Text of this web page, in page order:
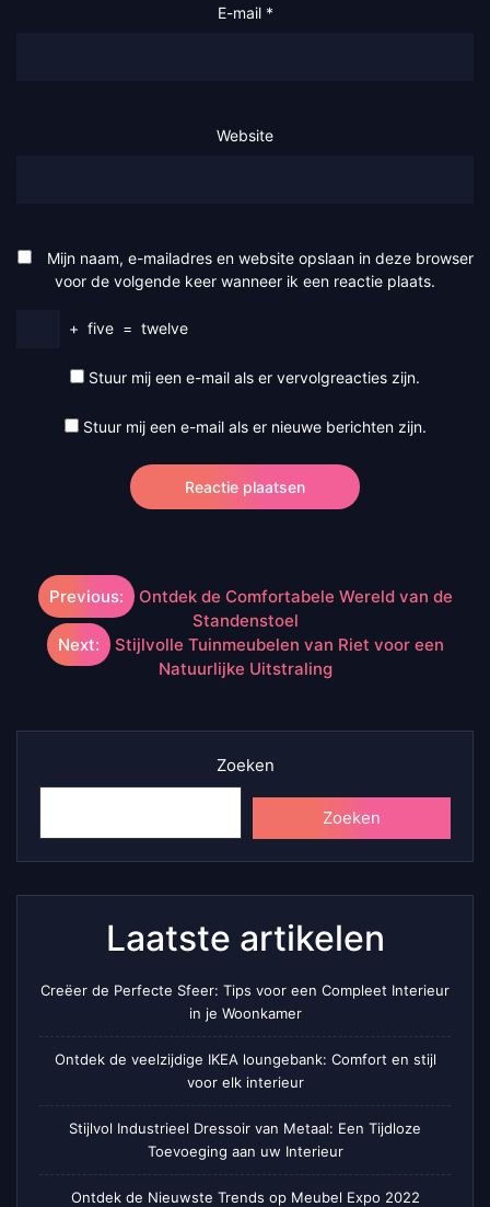
E-mail *
Website
Mijn naam, e-mailadres en website opslaan in deze browser
voor de volgende keer wanneer ik een reactie plaats.
+ five = twelve
Stuur mij een e-mail als er vervolgreacties zijn.
Stuur mij een e-mail als er nieuwe berichten zijn.
Berichtnavigatie
Previous:
Ontdek de Comfortabele Wereld van de
Standenstoel
Next:
Stijlvolle Tuinmeubelen van Riet voor een
Natuurlijke Uitstraling
Zoeken
Zoeken
Laatste artikelen
Creëer de Perfecte Sfeer: Tips voor een Compleet Interieur
in je Woonkamer
Ontdek de veelzijdige IKEA loungebank: Comfort en stijl
voor elk interieur
Stijlvol Industrieel Dressoir van Metaal: Een Tijdloze
Toevoeging aan uw Interieur
Ontdek de Nieuwste Trends op Meubel Expo 2022